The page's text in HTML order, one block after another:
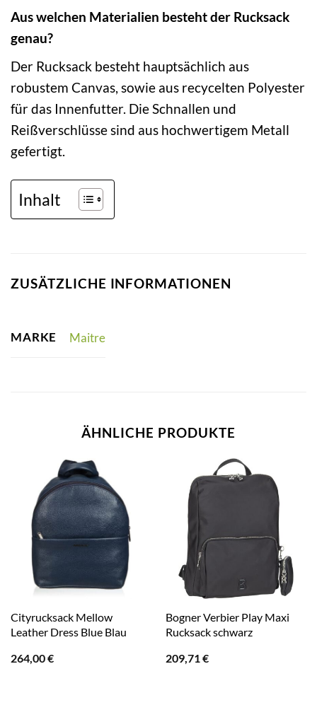
Aus welchen Materialien besteht der Rucksack
genau?
Der Rucksack besteht hauptsächlich aus
robustem Canvas, sowie aus recycelten Polyester
für das Innenfutter. Die Schnallen und
Reißverschlüsse sind aus hochwertigem Metall
gefertigt.
Inhalt
ZUSÄTZLICHE INFORMATIONEN
MARKE Maitre
ÄHNLICHE PRODUKTE
Cityrucksack Mellow
Leather Dress Blue Blau
264,00€
Bogner Verbier Play Maxi
Rucksack schwarz
209,71€